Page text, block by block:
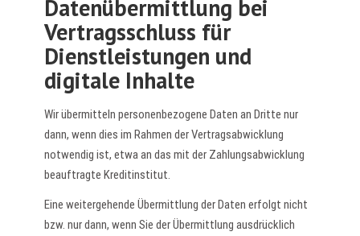
Datenübermittlung bei
Vertragsschluss für
Dienstleistungen und
digitale Inhalte
Wir übermitteln personenbezogene Daten an Dritte nur
dann, wenn dies im Rahmen der Vertragsabwicklung
notwendig ist, etwa an das mit der Zahlungsabwicklung
beauftragte Kreditinstitut.
Eine weitergehende Übermittlung der Daten erfolgt nicht
bzw. nur dann, wenn Sie der Übermittlung ausdrücklich